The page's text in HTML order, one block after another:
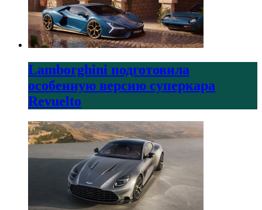
Lamborghini подготовила
особенную версию суперкара
Revuelto